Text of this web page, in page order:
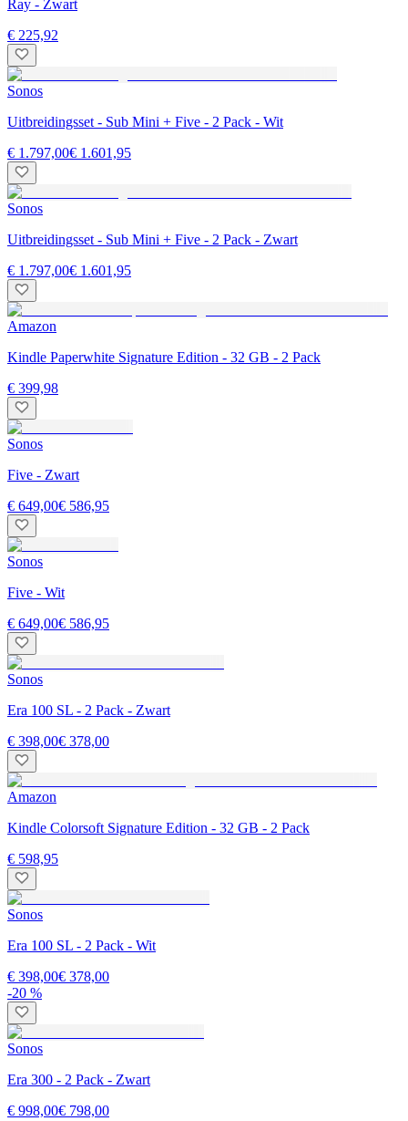
Ray - Zwart
€ 225,92
Sonos
Uitbreidingsset - Sub Mini + Five - 2 Pack - Wit
€ 1.797,00€ 1.601,95
Sonos
Uitbreidingsset - Sub Mini + Five - 2 Pack - Zwart
€ 1.797,00€ 1.601,95
Amazon
Kindle Paperwhite Signature Edition - 32 GB - 2 Pack
€ 399,98
Sonos
Five - Zwart
€ 649,00€ 586,95
Sonos
Five - Wit
€ 649,00€ 586,95
Sonos
Era 100 SL - 2 Pack - Zwart
€ 398,00€ 378,00
Amazon
Kindle Colorsoft Signature Edition - 32 GB - 2 Pack
€ 598,95
Sonos
Era 100 SL - 2 Pack - Wit
€ 398,00€ 378,00
-20 %
Sonos
Era 300 - 2 Pack - Zwart
€ 998,00€ 798,00